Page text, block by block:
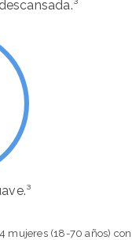
mujeres (18-70 años) con